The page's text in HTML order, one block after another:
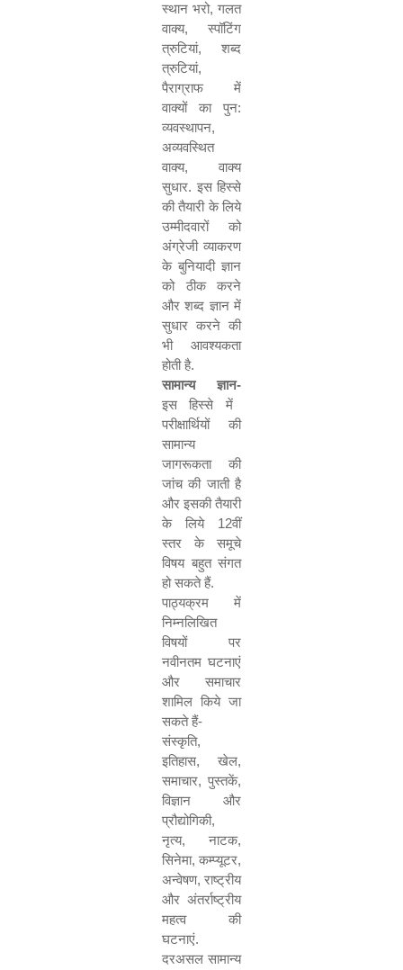
स्थान भरो, गलत
वाक्य, स्पॉटिंग
त्रुटियां, शब्द
त्रुटियां,
पैराग्राफ में
वाक्यों का पुन:
व्यवस्थापन,
अव्यवस्थित
वाक्य, वाक्य
सुधार. इस हिस्से
की तैयारी के लिये
उम्मीदवारों को
अंग्रेजी व्याकरण
के बुनियादी ज्ञान
को ठीक करने
और शब्द ज्ञान में
सुधार करने की
भी आवश्यकता
होती है.
सामान्य ज्ञान-
इस हिस्से में
परीक्षार्थियों की
सामान्य
जागरूकता की
जांच की जाती है
और इसकी तैयारी
के लिये 12वीं
स्तर के समूचे
विषय बहुत संगत
हो सकते हैं.
पाठ्यक्रम में
निम्नलिखित
विषयों पर
नवीनतम घटनाएं
और समाचार
शामिल किये जा
सकते हैं-
संस्कृति,
इतिहास, खेल,
समाचार, पुस्तकें,
विज्ञान और
प्रौद्योगिकी,
नृत्य, नाटक,
सिनेमा, कम्प्यूटर,
अन्वेषण, राष्ट्रीय
और अंतर्राष्ट्रीय
महत्व की
घटनाएं.
दरअसल सामान्य